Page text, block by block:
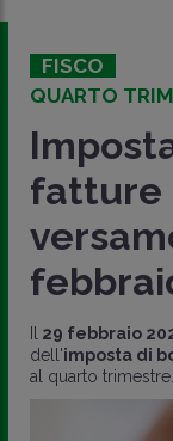
FISCO
QUARTO
fatture
29 febbraio
dell'imposta di
al quarto